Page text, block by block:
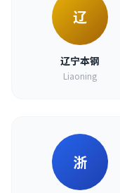
辽
辽宁本钢
Liaoning
浙